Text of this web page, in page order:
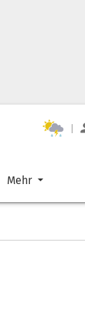
|
Mehr